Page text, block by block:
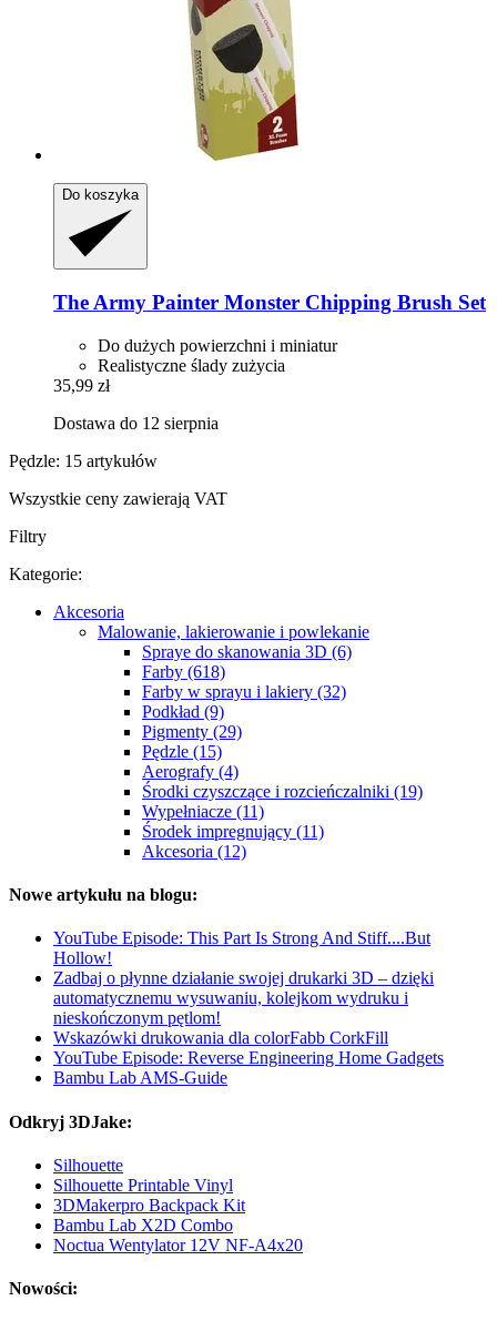
Do koszyka
The Army Painter Monster Chipping Brush Set
Do dużych powierzchni i miniatur
Realistyczne ślady zużycia
35,99 zł
Dostawa do 12 sierpnia
Pędzle: 15 artykułów
Wszystkie ceny zawierają VAT
Filtry
Kategorie:
Akcesoria
Malowanie, lakierowanie i powlekanie
Spraye do skanowania 3D (6)
Farby (618)
Farby w sprayu i lakiery (32)
Podkład (9)
Pigmenty (29)
Pędzle (15)
Aerografy (4)
Środki czyszczące i rozcieńczalniki (19)
Wypełniacze (11)
Środek impregnujący (11)
Akcesoria (12)
Nowe artykułu na blogu:
YouTube Episode: This Part Is Strong And Stiff....But
Hollow!
Zadbaj o płynne działanie swojej drukarki 3D – dzięki
automatycznemu wysuwaniu, kolejkom wydruku i
nieskończonym pętlom!
Wskazówki drukowania dla colorFabb CorkFill
YouTube Episode: Reverse Engineering Home Gadgets
Bambu Lab AMS-Guide
Odkryj 3DJake:
Silhouette
Silhouette Printable Vinyl
3DMakerpro Backpack Kit
Bambu Lab X2D Combo
Noctua Wentylator 12V NF-A4x20
Nowości: